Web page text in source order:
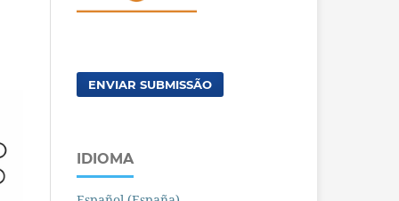
ENVIAR SUBMISSÃO
IDIOMA